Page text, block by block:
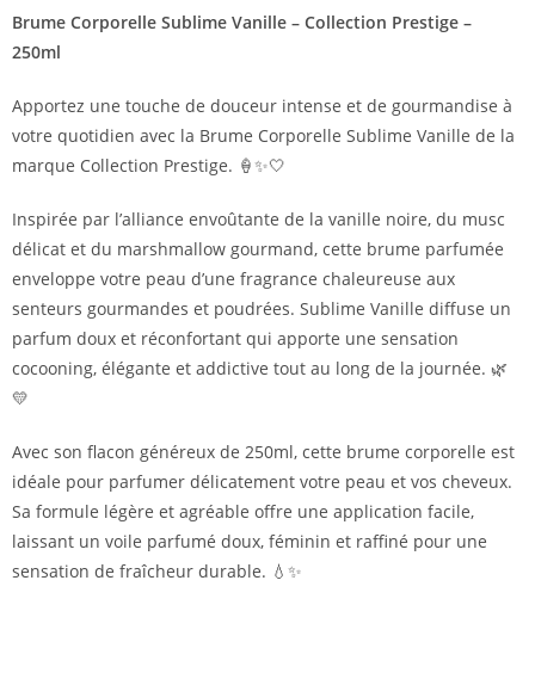
Brume Corporelle Sublime Vanille – Collection Prestige –
250ml
Apportez une touche de douceur intense et de gourmandise à
votre quotidien avec la Brume Corporelle Sublime Vanille de la
marque Collection Prestige. 🍦✨🤍
Inspirée par l’alliance envoûtante de la vanille noire, du musc
délicat et du marshmallow gourmand, cette brume parfumée
enveloppe votre peau d’une fragrance chaleureuse aux
senteurs gourmandes et poudrées. Sublime Vanille diffuse un
parfum doux et réconfortant qui apporte une sensation
cocooning, élégante et addictive tout au long de la journée. 🌿
💛
Avec son flacon généreux de 250ml, cette brume corporelle est
idéale pour parfumer délicatement votre peau et vos cheveux.
Sa formule légère et agréable offre une application facile,
laissant un voile parfumé doux, féminin et raffiné pour une
sensation de fraîcheur durable. 💧✨